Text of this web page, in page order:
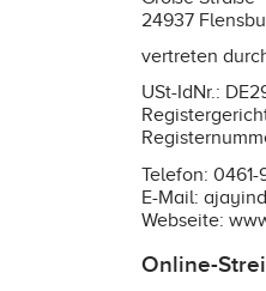
24937
vertreten
USt-IdNr.:
Telefon:
E-Mail:
Webseite:
Online-